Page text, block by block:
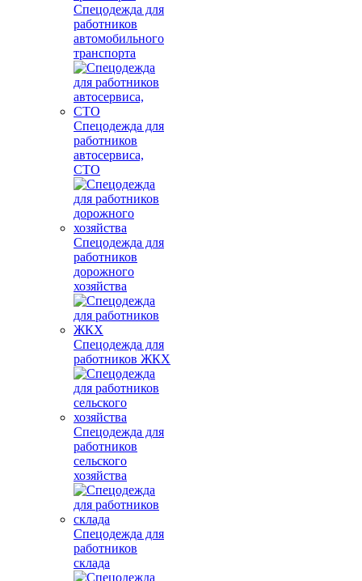
Спецодежда для
работников
автомобильного
транспорта
Спецодежда для
работников
автосервиса,
СТО
Спецодежда для
работников
дорожного
хозяйства
Спецодежда для
работников ЖКХ
Спецодежда для
работников
сельского
хозяйства
Спецодежда для
работников
склада